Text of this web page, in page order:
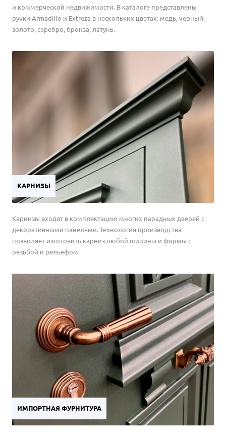
и коммерческой недвижимости. В каталоге представлены
ручки Armadillo и Extreza в нескольких цветах: медь, черный,
золото, серебро, бронза, латунь.
КАРНИЗЫ
Карнизы входят в комплектацию многих парадных дверей с
декоративными панелями. Технология производства
позволяет изготовить карниз любой ширины и формы с
резьбой и рельефом.
ИМПОРТНАЯ ФУРНИТУРА